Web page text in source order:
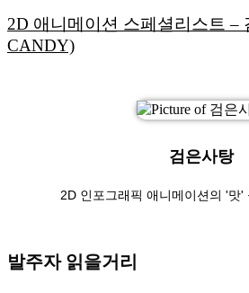
2D 애니메이션 스페셜리스트 –
CANDY)
검은사탕
2D 인포그래픽 애니메이션의 '맛'
발주자 읽을거리